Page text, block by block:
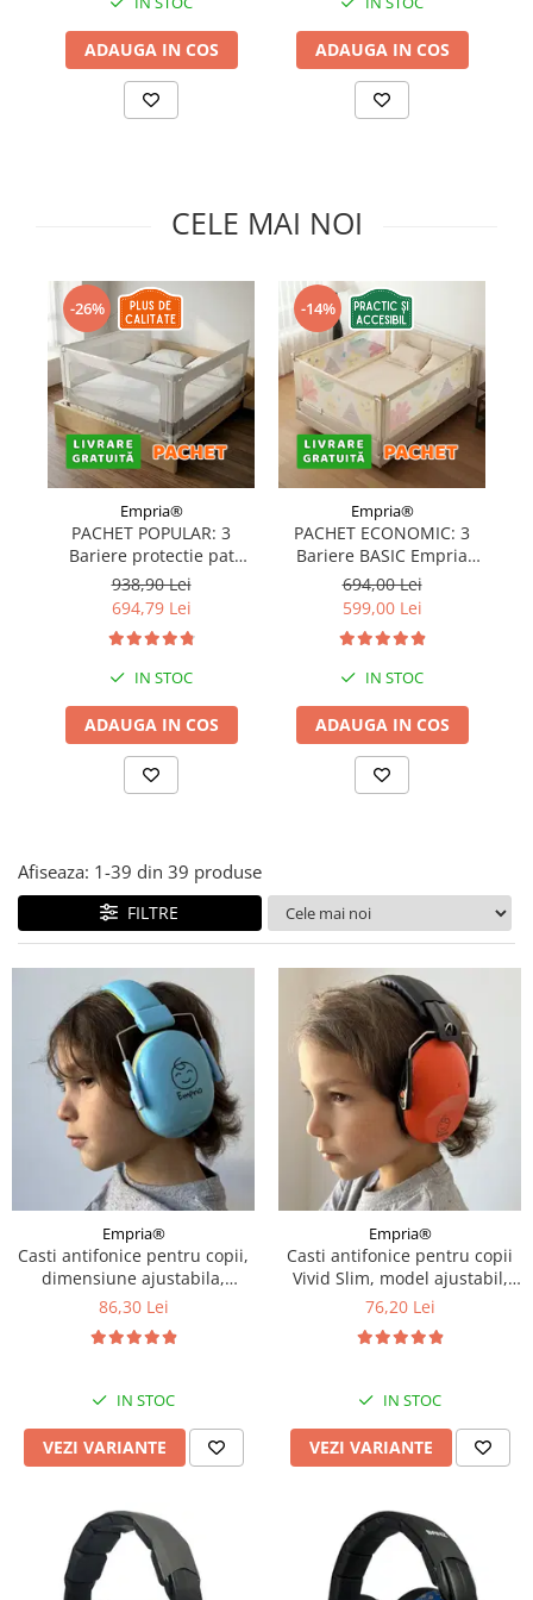
ADAUGA IN COS ADAUGA IN COS
CELE MAI NOI
-26%
Empria®
PACHET POPULAR: 3
Bariere protectie pat
copii, SELECT, 160x200
cm
938,90 Lei
694,79 Lei
IN STOC
ADAUGA IN COS
-14%
Empria®
PACHET ECONOMIC: 3
Bariere BASIC Empria
protectie pat 160X200 cm
+ bara stabilizatoare
694,00 Lei
599,00 Lei
IN STOC
ADAUGA IN COS
Afiseaza: 1-39 din 39 produse
FILTRE
Empria®
Casti antifonice pentru copii,
dimensiune ajustabila,
Empria, Diverse culori
86,30 Lei
IN STOC
VEZI VARIANTE
Empria®
Casti antifonice pentru copii
Vivid Slim, model ajustabil,
Empria, Diverse culori
76,20 Lei
IN STOC
VEZI VARIANTE